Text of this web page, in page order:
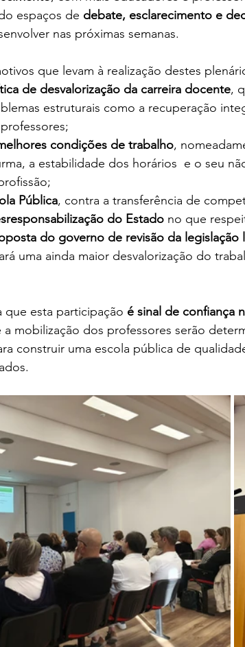
espaços de debate, esclarecimento e
nas próximas semanas.
que levam à realização destes
de desvalorização da carreira docente,
estruturais como a recuperação
condições de trabalho,
a estabilidade dos horários  e o seu
Pública, contra a transferência de
do Estado no que
do governo de revisão da legislação
uma ainda maior desvalorização do
que esta participação é sinal de confiança
a mobilização dos professores serão
construir uma escola pública de